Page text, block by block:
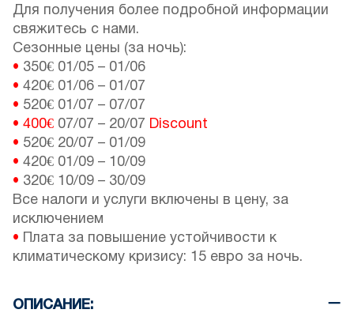
Для получения более подробной информации
свяжитесь с нами.
Сезонные цены (за ночь):
• 350€ 01/05 – 01/06
• 420€ 01/06 – 01/07
• 520€ 01/07 – 07/07
• 400€ 07/07 – 20/07 Discount
• 520€ 20/07 – 01/09
• 420€ 01/09 – 10/09
• 320€ 10/09 – 30/09
Все налоги и услуги включены в цену, за
исключением
• Плата за повышение устойчивости к
климатическому кризису: 15 евро за ночь.
ОПИСАНИЕ: